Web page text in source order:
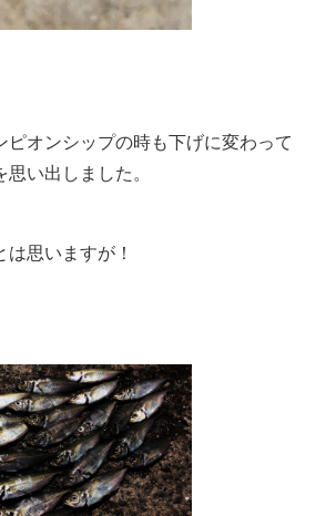
ピオンシップの時も下げに変わって
い出しました。
思いますが！